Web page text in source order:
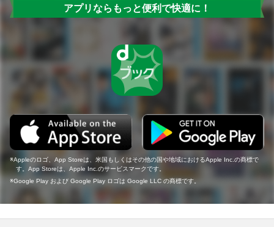
アプリならもっと便利で快適に！
Appleのロゴ、App Storeは、米国もしくはその他の国や地域におけるApple Inc.の商標で
す。App Storeは、Apple Inc.のサービスマークです。
Google Play および Google Play ロゴは Google LLC の商標です。